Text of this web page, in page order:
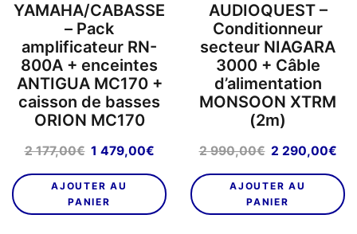
YAMAHA/CABASSE
– Pack
amplificateur RN-
800A + enceintes
ANTIGUA MC170 +
caisson de basses
ORION MC170
2 177,00€ Le
initial
était :
2
1 479,00€Le
actuel
est :
AJOUTER AU
PANIER
AUDIOQUEST –
Conditionneur
secteur NIAGARA
3000 + Câble
d’alimentation
MONSOON XTRM
(2m)
2 990,00€ Le
initial
était :
2
2 290,00€Le
AJOUTER AU
PANIER